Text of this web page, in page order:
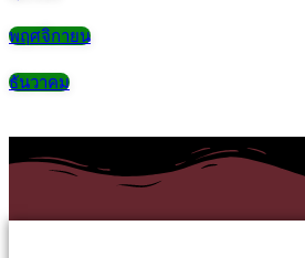
พฤศจิกายน
ธันวาคม